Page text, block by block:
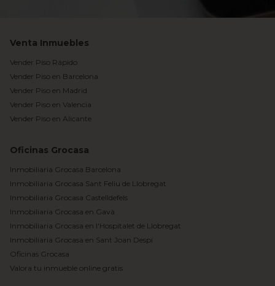
Venta Inmuebles
Vender Piso Rápido
Vender Piso en Barcelona
Vender Piso en Madrid
Vender Piso en Valencia
Vender Piso en Alicante
Oficinas Grocasa
Inmobiliaria Grocasa Barcelona
Inmobiliaria Grocasa Sant Feliu de Llobregat
Inmobiliaria Grocasa Castelldefels
Inmobiliaria Grocasa en Gavà
Inmobiliaria Grocasa en l'Hospitalet de Llobregat
Inmobiliaria Grocasa en Sant Joan Despí
Oficinas Grocasa
Valora tu inmueble online gratis